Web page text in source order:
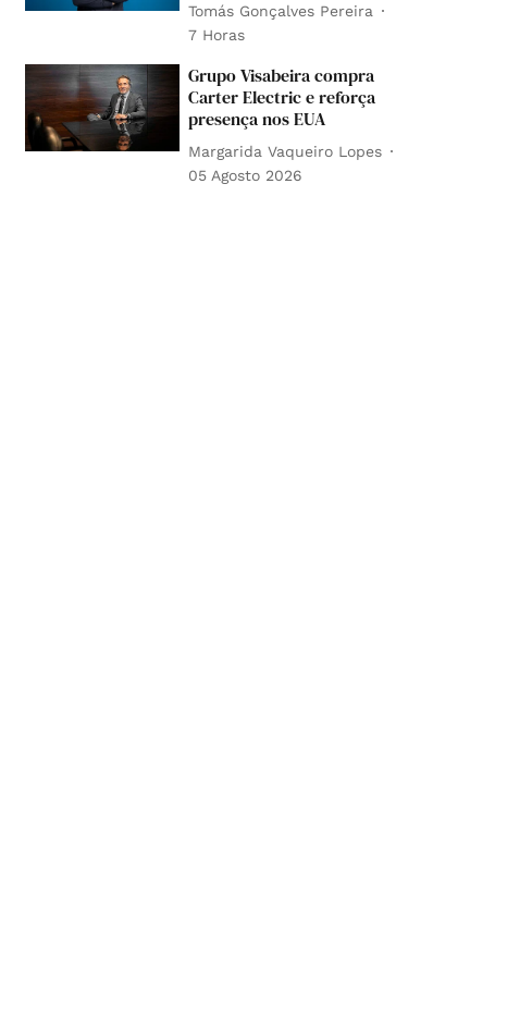
Tomás Gonçalves Pereira
7 Horas
Grupo Visabeira compra
Carter Electric e reforça
presença nos EUA
Margarida Vaqueiro Lopes
05 Agosto 2026